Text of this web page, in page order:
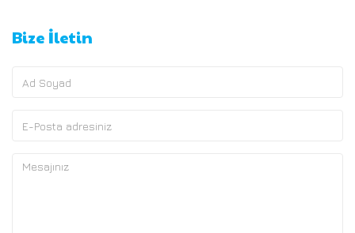
Bize İletin